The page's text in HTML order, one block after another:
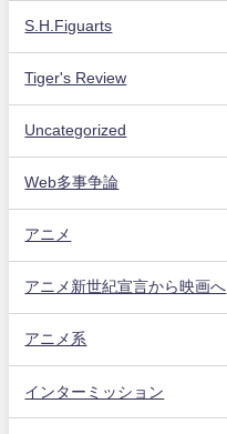
S.H.Figuarts
Tiger's Review
Uncategorized
Web多事争論
アニメ
アニメ新世紀宣言から映画へ
アニメ系
インターミッション